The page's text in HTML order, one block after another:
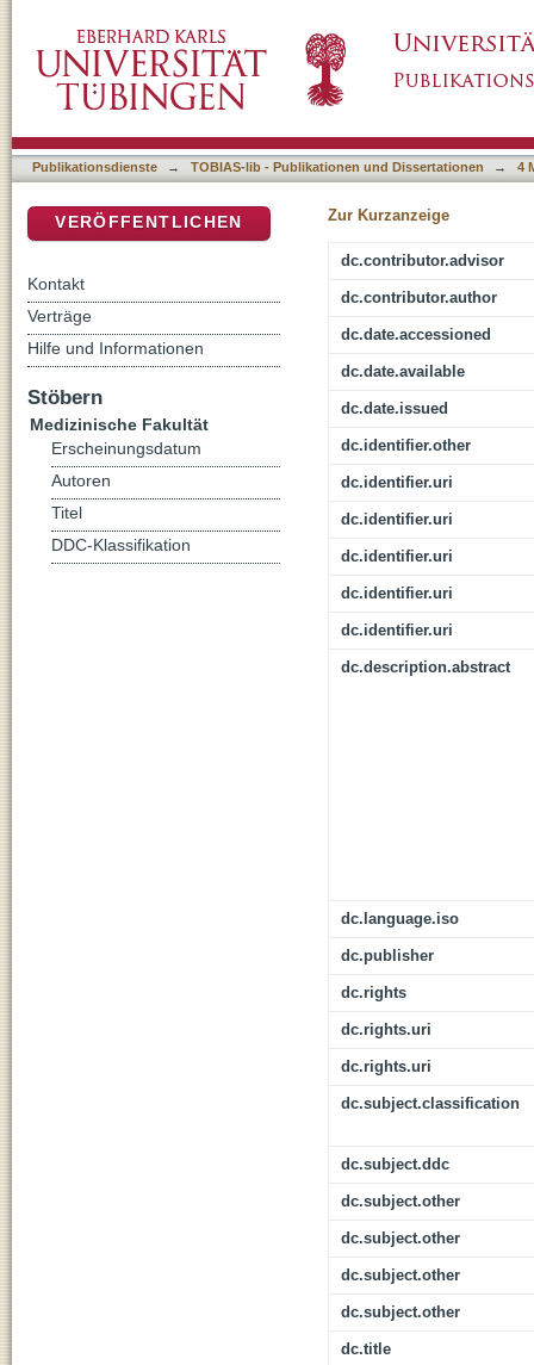
Urethra
Publikationsdienste → TOBIAS-lib - Publikationen und Dissertationen → 4
Zur Kurzanzeige
dc.contributor.advisor
dc.contributor.author
dc.date.accessioned
dc.date.available
dc.date.issued
dc.identifier.other
dc.identifier.uri
dc.identifier.uri
dc.identifier.uri
dc.identifier.uri
dc.identifier.uri
dc.description.abstract
dc.language.iso
dc.publisher
dc.rights
dc.rights.uri
dc.rights.uri
dc.subject.classification
dc.subject.ddc
dc.subject.other
dc.subject.other
dc.subject.other
dc.subject.other
dc.title
VERÖFFENTLICHEN
Kontakt
Verträge
Hilfe und Informationen
Stöbern
Medizinische Fakultät
Erscheinungsdatum
Autoren
Titel
DDC-Klassifikation